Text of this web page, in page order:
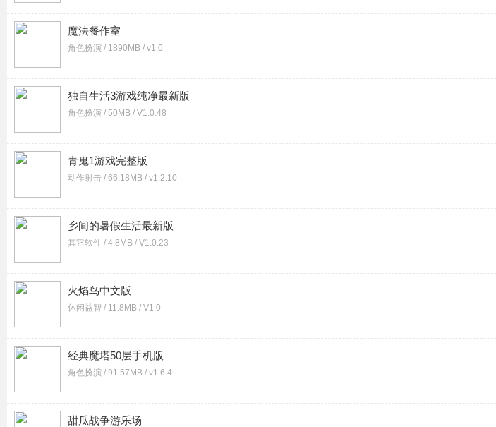
魔法餐作室
角色扮演 / 1890MB / v1.0
独自生活3游戏纯净最新版
角色扮演 / 50MB / V1.0.48
青鬼1游戏完整版
动作射击 / 66.18MB / v1.2.10
乡间的暑假生活最新版
其它软件 / 4.8MB / V1.0.23
火焰鸟中文版
休闲益智 / 11.8MB / V1.0
经典魔塔50层手机版
角色扮演 / 91.57MB / v1.6.4
甜瓜战争游乐场